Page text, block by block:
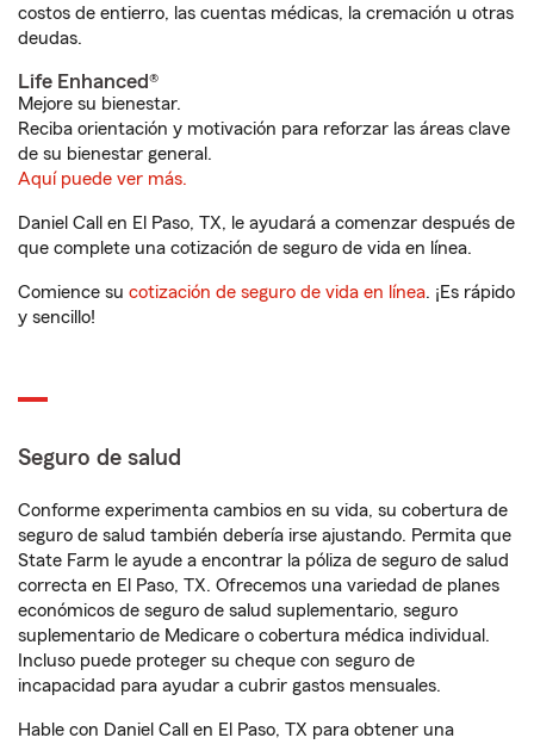
costos de entierro, las cuentas médicas, la cremación u otras
deudas.
Life Enhanced®
Mejore su bienestar.
Reciba orientación y motivación para reforzar las áreas clave
de su bienestar general.
Aquí puede ver más.
Daniel Call en El Paso, TX, le ayudará a comenzar después de
que complete una cotización de seguro de vida en línea.
Comience su cotización de seguro de vida en línea. ¡Es rápido
y sencillo!
Seguro de salud
Conforme experimenta cambios en su vida, su cobertura de
seguro de salud también debería irse ajustando. Permita que
State Farm le ayude a encontrar la póliza de seguro de salud
correcta en El Paso, TX. Ofrecemos una variedad de planes
económicos de seguro de salud suplementario, seguro
suplementario de Medicare o cobertura médica individual.
Incluso puede proteger su cheque con seguro de
incapacidad para ayudar a cubrir gastos mensuales.
Hable con Daniel Call en El Paso, TX para obtener una